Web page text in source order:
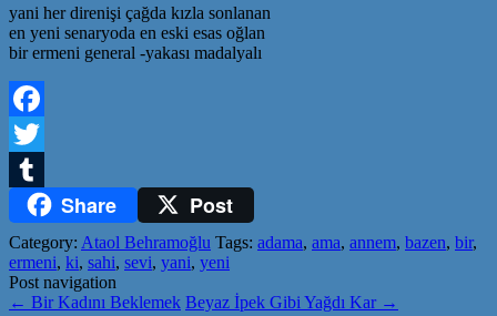
yani her direnişi çağda kızla sonlanan
en yeni senaryoda en eski esas oğlan
bir ermeni general -yakası madalyalı
Facebook
Twitter
Tumblr Share Post
Category: Ataol Behramoğlu Tags: adama, ama, annem, bazen, bir,
ermeni, ki, sahi, sevi, yani, yeni
Post navigation
← Bir Kadını Beklemek Beyaz İpek Gibi Yağdı Kar →